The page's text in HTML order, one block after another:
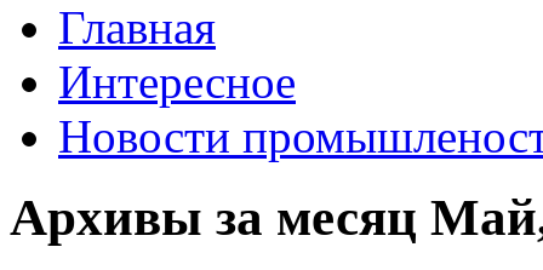
Главная
Интересное
Новости
Архивы за месяц